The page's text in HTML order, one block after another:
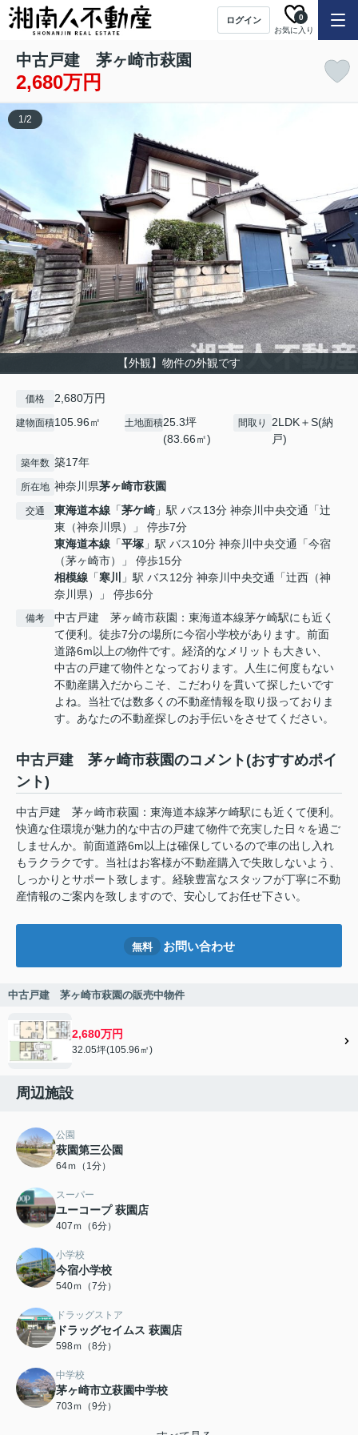
ログイン
お気に入り
0
中古戸建 茅ヶ崎市萩園
2,680万円
【外観】物件の外観です
1/2
価格 2,680万円
建物面積105.96㎡ 土地面積25.3坪
(83.66㎡)
間取り
2LDK＋S(納
戸)
築年数 築17年
所在地 神奈川県茅ヶ崎市萩園
交通 東海道本線 「茅ケ崎 」駅 バス13分 神奈川中央交通「辻
東（神奈川県）」 停歩7分
東海道本線 「平塚 」駅 バス10分 神奈川中央交通「今宿
（茅ヶ崎市）」 停歩15分
相模線 「寒川
」駅 バス12分 神奈川中央交通「辻西（神
奈川県）」 停歩6分
備考
中古戸建 茅ヶ崎市萩園：東海道本線茅ケ崎駅にも近く
て便利。徒歩7分の場所に今宿小学校があります。前面
道路6m以上の物件です。経済的なメリットも大きい、
中古の戸建て物件となっております。人生に何度もない
不動産購入だからこそ、こだわりを貫いて探したいです
よね。当社では数多くの不動産情報を取り扱っておりま
す。あなたの不動産探しのお手伝いをさせてください。
中古戸建 茅ヶ崎市萩園のコメント(おすすめポイ
ント)
中古戸建 茅ヶ崎市萩園：東海道本線茅ケ崎駅にも近くて便利。
快適な住環境が魅力的な中古の戸建て物件で充実した日々を過ご
しませんか。前面道路6m以上は確保しているので車の出し入れ
もラクラクです。当社はお客様が不動産購入で失敗しないよう、
しっかりとサポート致します。経験豊富なスタッフが丁寧に不動
産情報のご案内を致しますので、安心してお任せ下さい。
無料 お問い合わせ
中古戸建 茅ヶ崎市萩園の販売中物件
2,680万円
32.05坪(105.96㎡)
周辺施設
公園
萩園第三公園
64ｍ（1分）
スーパー
ユーコープ 萩園店
407ｍ（6分）
小学校
今宿小学校
540ｍ（7分）
ドラッグストア
ドラッグセイムス 萩園店
598ｍ（8分）
中学校
茅ヶ崎市立萩園中学校
703ｍ（9分）